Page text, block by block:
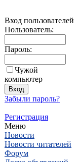
Вход пользователей
Пользователь:
Пароль:
Чужой
компьютер
Забыли пароль?
Регистрация
Меню
Новости
Новости читателей
Форум